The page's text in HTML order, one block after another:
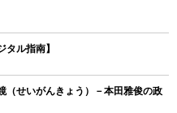
ル指南】
せいがんきょう）－本田雅俊の政